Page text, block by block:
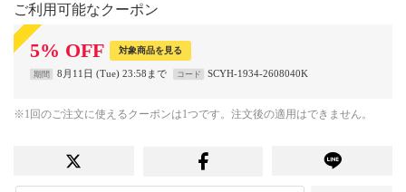
ご利用可能なクーポン
5% OFF 対象商品を見る
期間 8月11日 (Tue) 23:58まで コード SCYH-1934-2608040K
※1回のご注文に使えるクーポンは1つです。注文後の適用はできません。